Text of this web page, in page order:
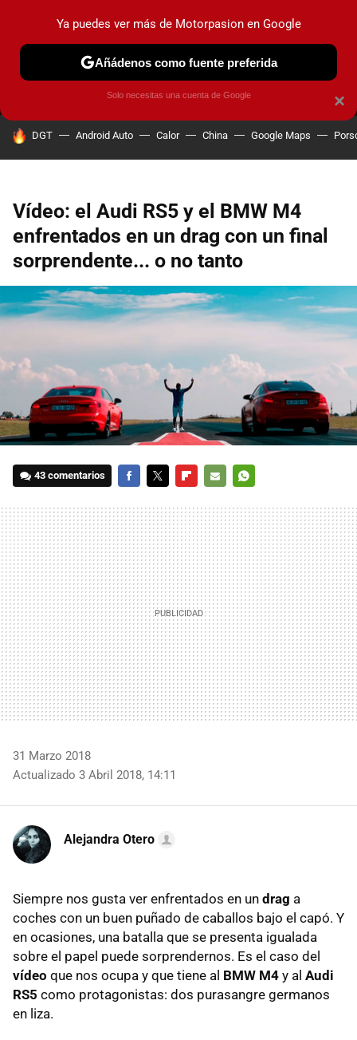
MENÚ NUEVO
COCHES ELÉCTRICOS OBSERVATORIO
HOY SE HABLA DE
DGT Android Auto Calor China Google Maps
Vídeo: el Audi RS5 y el BMW M4
enfrentados en un drag con un final
sorprendente... o no tanto
43 comentarios
MAIL
31 Marzo 2018
Actualizado 3 Abril 2018, 14:11
Alejandra Otero
Siempre nos gusta ver enfrentados en un drag a
coches con un buen puñado de caballos bajo el capó. Y
en ocasiones, una batalla que se presenta igualada
sobre el papel puede sorprendernos. Es el caso del
vídeo que nos ocupa y que tiene al BMW M4 y al Audi
RS5 como protagonistas: dos purasangre germanos
en liza.
×
Ya puedes ver más de Motorpasion en Google
Añádenos como fuente preferida
Solo necesitas una cuenta de Google